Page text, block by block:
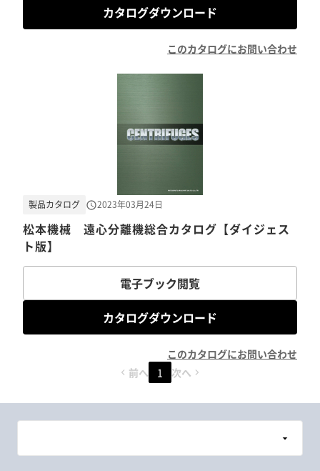
カタログダウンロード
このカタログにお問い合わせ
松本機械 遠心分離機総合カタログ【ダイジェス
ト版】
製品カタログ 2023年03月24日
電子ブック閲覧
カタログダウンロード
このカタログにお問い合わせ
前へ
1 次へ